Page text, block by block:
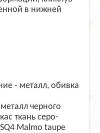
в нижней
- металл, обивка
черного
ткань серо-
Malmo taupe